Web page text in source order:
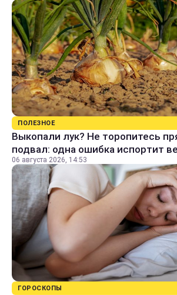
ПОЛЕЗНОЕ
Выкопали лук? Не торопитесь
подвал: одна ошибка испортит
06 августа 2026, 14:53
ГОРОСКОПЫ